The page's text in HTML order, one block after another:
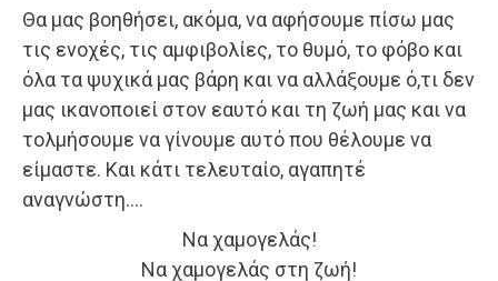
Θα μας βοηθήσει, ακόμα, να αφήσουμε πίσω μας
τις ενοχές, τις αμφιβολίες, το θυμό, το φόβο και
όλα τα ψυχικά μας βάρη και να αλλάξουμε ό,τι δεν
μας ικανοποιεί στον εαυτό και τη ζωή μας και να
τολμήσουμε να γίνουμε αυτό που θέλουμε να
είμαστε. Και κάτι τελευταίο, αγαπητέ
αναγνώστη….
Να χαμογελάς!
Να χαμογελάς στη ζωή!